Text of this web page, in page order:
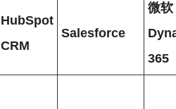
HubSpot
CRM
Salesforce
微软
365